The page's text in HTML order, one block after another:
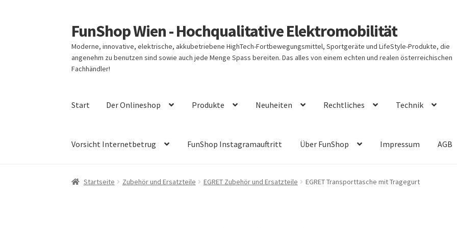
Zur
Navigation
springen
Zum
Inhalt
springen
FunShop Wien - Hochqualitative Elektromobilität
Moderne, innovative, elektrische, akkubetriebene HighTech-Fortbewegungsmittel, Sportgeräte und LifeStyle-Produkte, die
angenehm zu benutzen sind sowie auch jede Menge Spass bereiten. Das alles von einem echten und realen österreichischen
Fachhändler!
Start Der Onlineshop Produkte Neuheiten Rechtliches Technik
Vorsicht Internetbetrug FunShop Instagramauftritt Über FunShop Impressum AGB
Startseite Zubehör und Ersatzteile EGRET Zubehör und Ersatzteile EGRET Transporttasche mit Tragegurt